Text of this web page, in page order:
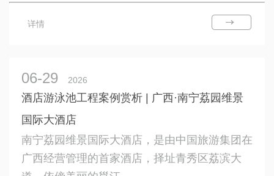
详情
06-29 2026
酒店游泳池工程案例赏析 | 广西·南宁荔园维景
国际大酒店
南宁荔园维景国际大酒店，是由中国旅游集团在
广西经营管理的首家酒店，择址青秀区荔滨大